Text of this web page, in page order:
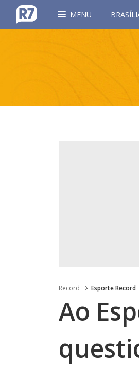
MENU
Record Esporte Record
Ao